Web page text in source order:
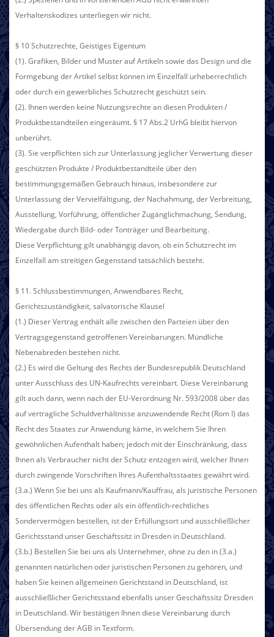
Verhaltenskodizes unterliegen wir nicht.
§ 10 Schutzrechte, Geistiges Eigentum
(1). Grafiken, Bilder und Muster auf Artikeln sowie das Design und die
Formgebung der Artikel selbst können im Einzelfall urheberrechtlich
oder durch ein gewerbliches Schutzrecht geschützt sein.
(2). Ihnen werden keine Nutzungsrechte an diesen Produkten /
Produktbestandteilen eingeräumt. § 17 Abs.2 UrhG bleibt hiervon
unberührt.
(3). Sie verpflichten sich zur Unterlassung jeglicher Verwertung dieser
geschützten Produkte / Produktbestandteile über den
bestimmungsgemäßen Gebrauch hinaus, insbesondere zur
Unterlassung der Vervielfältigung, der Nachahmung, der Verbreitung,
Ausstellung, Vorführung, öffentlicher Zugänglichmachung, Sendung,
Wiedergabe durch Bild- oder Tonträger und Bearbeitung.
Diese Verpflichtung gilt unabhängig davon, ob ein Schutzrecht im
Einzelfall am streitigen Gegenstand tatsächlich besteht.
§ 11. Schlussbestimmungen, Anwendbares Recht,
Gerichtszuständigkeit, salvatorische Klausel
(1.) Dieser Vertrag enthält alle zwischen den Parteien über den
Vertragsgegenstand getroffenen Vereinbarungen. Mündliche
Nebenabreden bestehen nicht.
(2.) Es wird die Geltung des Rechts der Bundesrepublik Deutschland
unter Ausschluss des UN-Kaufrechts vereinbart. Diese Vereinbarung
gilt auch dann, wenn nach der EU-Verordnung Nr. 593/2008 über das
auf vertragliche Schuldverhältnisse anzuwendende Recht (Rom I) das
Recht des Staates zur Anwendung käme, in welchem Sie Ihren
gewöhnlichen Aufenthalt haben; jedoch mit der Einschränkung, dass
Ihnen als Verbraucher nicht der Schutz entzogen wird, welcher Ihnen
durch zwingende Vorschriften Ihres Aufenthaltsstaates gewährt wird.
(3.a.) Wenn Sie bei uns als Kaufmann/Kauffrau, als juristische Personen
des öffentlichen Rechts oder als ein öffentlich-rechtliches
Sondervermögen bestellen, ist der Erfüllungsort und ausschließlicher
Gerichtsstand unser Geschäftssitz in Dresden in Deutschland.
(3.b.) Bestellen Sie bei uns als Unternehmer, ohne zu den in (3.a.)
genannten natürlichen oder juristischen Personen zu gehören, und
haben Sie keinen allgemeinen Gerichtstand in Deutschland, ist
ausschließlicher Gerichtsstand ebenfalls unser Geschäftssitz Dresden
in Deutschland. Wir bestätigen Ihnen diese Vereinbarung durch
Übersendung der AGB in Textform.